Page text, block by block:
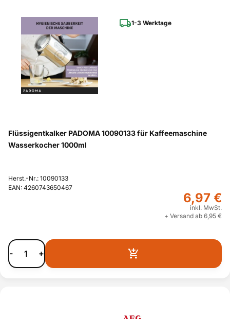
1-3 Werktage
Flüssigentkalker PADOMA 10090133 für Kaffeemaschine
Wasserkocher 1000ml
Herst.-Nr.: 10090133
EAN: 4260743650467
6,97 €
inkl. MwSt.
+ Versand ab 6,95 €
- +